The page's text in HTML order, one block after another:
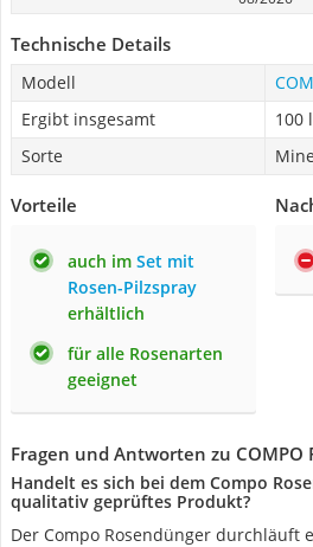
Technische Details
Modell
Ergibt insgesamt
100
Sorte
Vorteile
auch im Set mit
Rosen-Pilzspray
erhältlich
für alle Rosenarten
geeignet
Fragen und Antworten zu COMPO
Handelt es sich bei dem Compo
qualitativ geprüftes Produkt?
Der Compo Rosendünger durchläuft